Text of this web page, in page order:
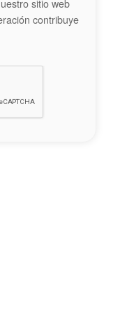
sitio web
contribuye